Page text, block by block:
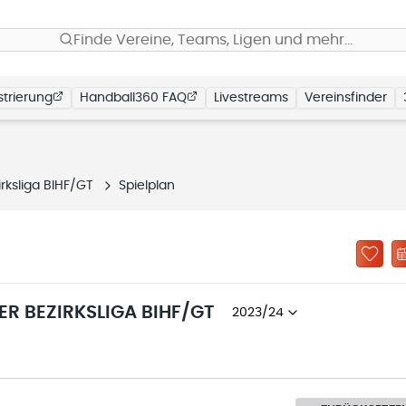
Finde Vereine, Teams, Ligen und mehr…
Handball360 FAQ Livestreams Vereinsfinder
BIHF/GT Spielplan
BEZIRKSLIGA BIHF/GT 2023/24